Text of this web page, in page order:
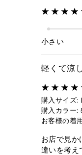
小さい
軽くて涼
購入サイズ:
購入カラー:
お客様の着
お店で見か
違いを考